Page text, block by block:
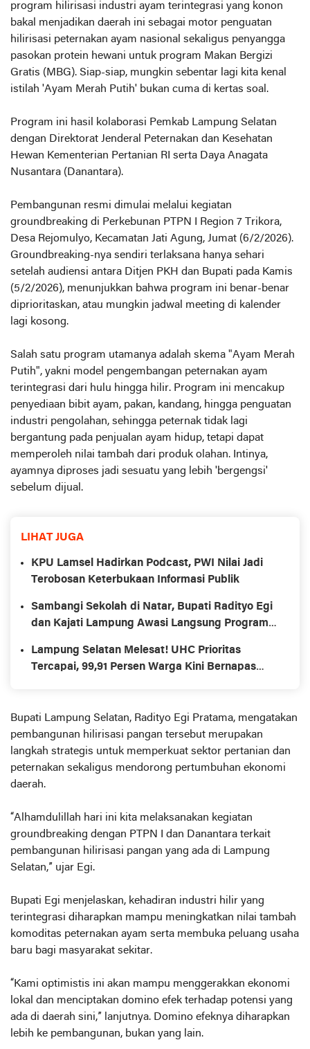
program hilirisasi industri ayam terintegrasi yang konon
bakal menjadikan daerah ini sebagai motor penguatan
hilirisasi peternakan ayam nasional sekaligus penyangga
pasokan protein hewani untuk program Makan Bergizi
Gratis (MBG). Siap-siap, mungkin sebentar lagi kita kenal
istilah 'Ayam Merah Putih' bukan cuma di kertas soal.
Program ini hasil kolaborasi Pemkab Lampung Selatan
dengan Direktorat Jenderal Peternakan dan Kesehatan
Hewan Kementerian Pertanian RI serta Daya Anagata
Nusantara (Danantara).
Pembangunan resmi dimulai melalui kegiatan
groundbreaking di Perkebunan PTPN I Region 7 Trikora,
Desa Rejomulyo, Kecamatan Jati Agung, Jumat (6/2/2026).
Groundbreaking-nya sendiri terlaksana hanya sehari
setelah audiensi antara Ditjen PKH dan Bupati pada Kamis
(5/2/2026), menunjukkan bahwa program ini benar-benar
diprioritaskan, atau mungkin jadwal meeting di kalender
lagi kosong.
Salah satu program utamanya adalah skema "Ayam Merah
Putih", yakni model pengembangan peternakan ayam
terintegrasi dari hulu hingga hilir. Program ini mencakup
penyediaan bibit ayam, pakan, kandang, hingga penguatan
industri pengolahan, sehingga peternak tidak lagi
bergantung pada penjualan ayam hidup, tetapi dapat
memperoleh nilai tambah dari produk olahan. Intinya,
ayamnya diproses jadi sesuatu yang lebih 'bergengsi'
sebelum dijual.
LIHAT JUGA
KPU Lamsel Hadirkan Podcast, PWI Nilai Jadi
Terobosan Keterbukaan Informasi Publik
Sambangi Sekolah di Natar, Bupati Radityo Egi
dan Kajati Lampung Awasi Langsung Program
Lampung Selatan Melesat! UHC Prioritas
Tercapai, 99,91 Persen Warga Kini Bernapas
Bupati Lampung Selatan, Radityo Egi Pratama, mengatakan
pembangunan hilirisasi pangan tersebut merupakan
langkah strategis untuk memperkuat sektor pertanian dan
peternakan sekaligus mendorong pertumbuhan ekonomi
daerah.
“Alhamdulillah hari ini kita melaksanakan kegiatan
groundbreaking dengan PTPN I dan Danantara terkait
pembangunan hilirisasi pangan yang ada di Lampung
Selatan,” ujar Egi.
Bupati Egi menjelaskan, kehadiran industri hilir yang
terintegrasi diharapkan mampu meningkatkan nilai tambah
komoditas peternakan ayam serta membuka peluang usaha
baru bagi masyarakat sekitar.
“Kami optimistis ini akan mampu menggerakkan ekonomi
lokal dan menciptakan domino efek terhadap potensi yang
ada di daerah sini,” lanjutnya. Domino efeknya diharapkan
lebih ke pembangunan, bukan yang lain.